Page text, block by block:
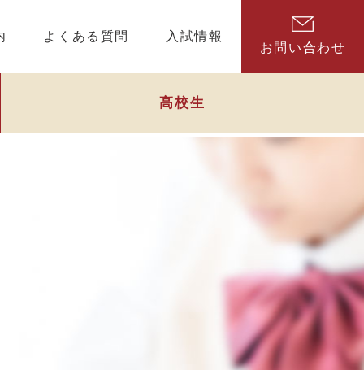
よくある質問
入試情報
お問い合わせ
高校生